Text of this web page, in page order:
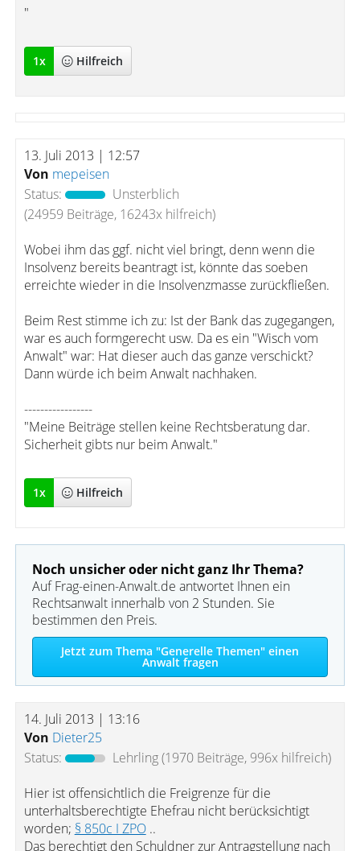
"
1x Hilfreich
13. Juli 2013 | 12:57
Von mepeisen
Status:
Unsterblich
(24959 Beiträge, 16243x hilfreich)
Wobei ihm das ggf. nicht viel bringt, denn wenn die
Insolvenz bereits beantragt ist, könnte das soeben
erreichte wieder in die Insolvenzmasse zurückfließen.
Beim Rest stimme ich zu: Ist der Bank das zugegangen,
war es auch formgerecht usw. Da es ein "Wisch vom
Anwalt" war: Hat dieser auch das ganze verschickt?
Dann würde ich beim Anwalt nachhaken.
-----------------
"Meine Beiträge stellen keine Rechtsberatung dar.
Sicherheit gibts nur beim Anwalt."
1x Hilfreich
Noch unsicher oder nicht ganz Ihr Thema?
Auf Frag-einen-Anwalt.de antwortet Ihnen ein
Rechtsanwalt innerhalb von 2 Stunden. Sie
bestimmen den Preis.
Jetzt zum Thema "Generelle Themen" einen
Anwalt fragen
14. Juli 2013 | 13:16
Von Dieter25
Status:
Lehrling(1970 Beiträge, 996x hilfreich)
Hier ist offensichtlich die Freigrenze für die
unterhaltsberechtigte Ehefrau nicht berücksichtigt
worden; § 850c I ZPO..
Das berechtigt den Schuldner zur Antragstellung nach